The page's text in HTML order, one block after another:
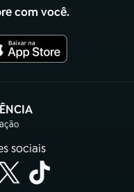
com você.
em nova aba)
sociais